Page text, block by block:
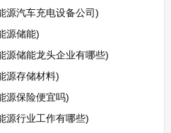
源汽车充电设备公司)
源储能)
源储能龙头企业有哪些)
源存储材料)
源保险便宜吗)
源行业工作有哪些)